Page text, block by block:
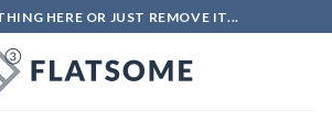
HERE OR JUST REMOVE IT...